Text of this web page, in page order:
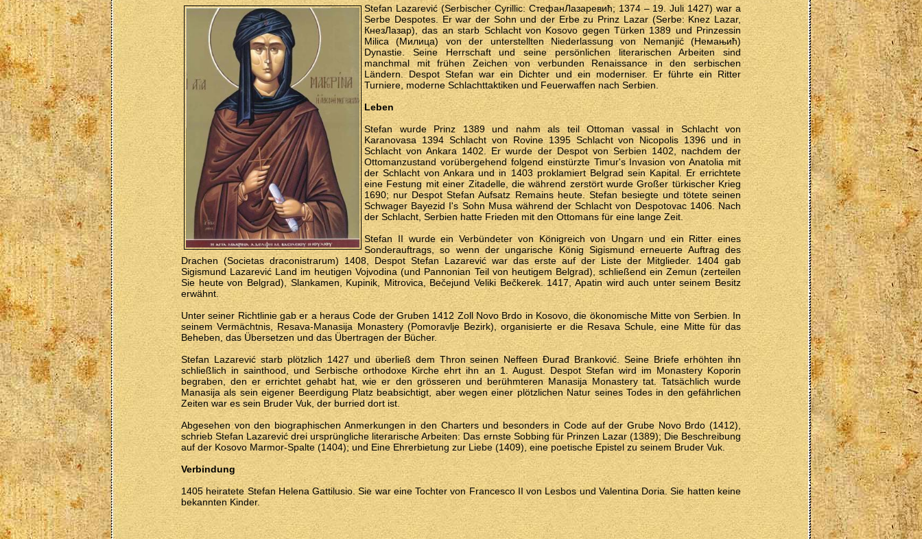
Stefan Lazarević (Serbischer Cyrillic: СтефанЛазаревић; 1374 – 19. Juli 1427) war a
Serbe Despotes. Er war der Sohn und der Erbe zu Prinz Lazar (Serbe: Knez Lazar,
КнезЛазар), das an starb Schlacht von Kosovo gegen Türken 1389 und Prinzessin
Milica (Милица) von der unterstellten Niederlassung von Nemanjić (Немањић)
Dynastie. Seine Herrschaft und seine persönlichen literarischen Arbeiten sind
manchmal mit frühen Zeichen von verbunden Renaissance in den serbischen
Ländern. Despot Stefan war ein Dichter und ein moderniser. Er führte ein Ritter
Turniere, moderne Schlachttaktiken und Feuerwaffen nach Serbien.
Leben
Stefan wurde Prinz 1389 und nahm als teil Ottoman vassal in Schlacht von
Karanovasa 1394 Schlacht von Rovine 1395 Schlacht von Nicopolis 1396 und in
Schlacht von Ankara 1402. Er wurde der Despot von Serbien 1402, nachdem der
Ottomanzustand vorübergehend folgend einstürzte Timur's Invasion von Anatolia mit
der Schlacht von Ankara und in 1403 proklamiert Belgrad sein Kapital. Er errichtete
eine Festung mit einer Zitadelle, die während zerstört wurde Großer türkischer Krieg
1690; nur Despot Stefan Aufsatz Remains heute. Stefan besiegte und tötete seinen
Schwager Bayezid I's Sohn Musa während der Schlacht von Despotovac 1406. Nach
der Schlacht, Serbien hatte Frieden mit den Ottomans für eine lange Zeit.
Stefan II wurde ein Verbündeter von Königreich von Ungarn und ein Ritter eines
Sonderauftrags, so wenn der ungarische König Sigismund erneuerte Auftrag des
Drachen (Societas draconistrarum) 1408, Despot Stefan Lazarević war das erste auf der Liste der Mitglieder. 1404 gab
Sigismund Lazarević Land im heutigen Vojvodina (und Pannonian Teil von heutigem Belgrad), schließend ein Zemun (zerteilen
Sie heute von Belgrad), Slankamen, Kupinik, Mitrovica, Bečejund Veliki Bečkerek. 1417, Apatin wird auch unter seinem Besitz
erwähnt.
Unter seiner Richtlinie gab er a heraus Code der Gruben 1412 Zoll Novo Brdo in Kosovo, die ökonomische Mitte von Serbien. In
seinem Vermächtnis, Resava-Manasija Monastery (Pomoravlje Bezirk), organisierte er die Resava Schule, eine Mitte für das
Beheben, das Übersetzen und das Übertragen der Bücher.
Stefan Lazarević starb plötzlich 1427 und überließ dem Thron seinen Neffeen Đurađ Branković. Seine Briefe erhöhten ihn
schließlich in sainthood, und Serbische orthodoxe Kirche ehrt ihn an 1. August. Despot Stefan wird im Monastery Koporin
begraben, den er errichtet gehabt hat, wie er den grösseren und berühmteren Manasija Monastery tat. Tatsächlich wurde
Manasija als sein eigener Beerdigung Platz beabsichtigt, aber wegen einer plötzlichen Natur seines Todes in den gefährlichen
Zeiten war es sein Bruder Vuk, der burried dort ist.
Abgesehen von den biographischen Anmerkungen in den Charters und besonders in Code auf der Grube Novo Brdo (1412),
schrieb Stefan Lazarević drei ursprüngliche literarische Arbeiten: Das ernste Sobbing für Prinzen Lazar (1389); Die Beschreibung
auf der Kosovo Marmor-Spalte (1404); und Eine Ehrerbietung zur Liebe (1409), eine poetische Epistel zu seinem Bruder Vuk.
Verbindung
1405 heiratete Stefan Helena Gattilusio. Sie war eine Tochter von Francesco II von Lesbos und Valentina Doria. Sie hatten keine
bekannten Kinder.